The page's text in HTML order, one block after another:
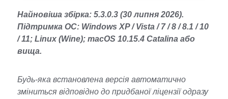
Найновіша збірка: 5.3.0.3 (30 липня 2026).
Підтримка ОС: Windows XP / Vista / 7 / 8 / 8.1 / 10
/ 11; Linux (Wine); macOS 10.15.4 Catalina або
вища.
Будь-яка встановлена версія автоматично
зміниться відповідно до придбаної ліцензії одразу